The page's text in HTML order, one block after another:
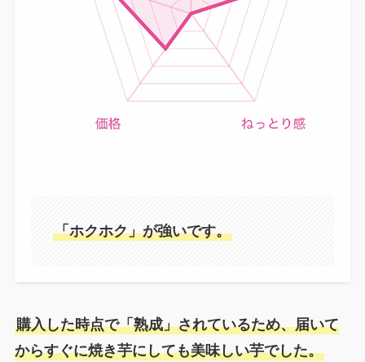
「ホクホク」が強いです。
購入した時点で「熟成」されているため、届いて
からすぐに焼き芋にしても美味しい芋でした。